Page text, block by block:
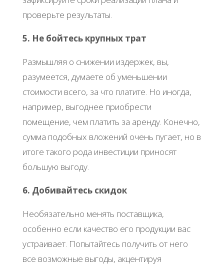
проверьте результаты.
5. Не бойтесь крупных трат
Размышляя о снижении издержек, вы,
разумеется, думаете об уменьшении
стоимости всего, за что платите. Но иногда,
например, выгоднее приобрести
помещение, чем платить за аренду. Конечно,
сумма подобных вложений очень пугает, но в
итоге такого рода инвестиции приносят
большую выгоду.
6. Добивайтесь скидок
Необязательно менять поставщика,
особенно если качество его продукции вас
устраивает. Попытайтесь получить от него
все возможные выгоды, акцентируя